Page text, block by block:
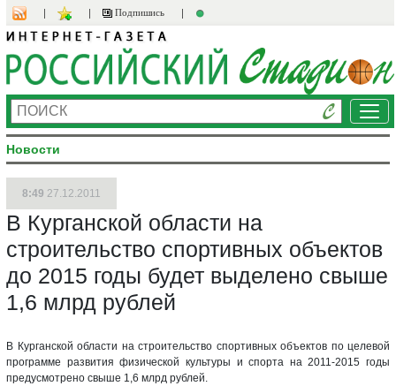
Подпишись
Новости
8:49 27.12.2011
В Курганской области на
строительство спортивных объектов
до 2015 годы будет выделено свыше
1,6 млрд рублей
В Курганской области на строительство спортивных объектов по целевой
программе развития физической культуры и спорта на 2011-2015 годы
предусмотрено свыше 1,6 млрд рублей.